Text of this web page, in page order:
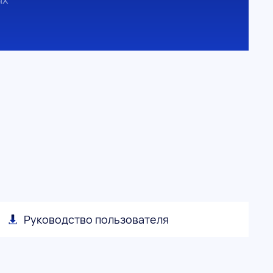
Руководство пользователя